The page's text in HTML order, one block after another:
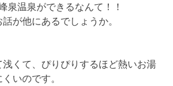
泉温泉ができるなんて！！
が他にあるでしょうか。
くて、ぴりぴりするほど熱いお湯
いのです。